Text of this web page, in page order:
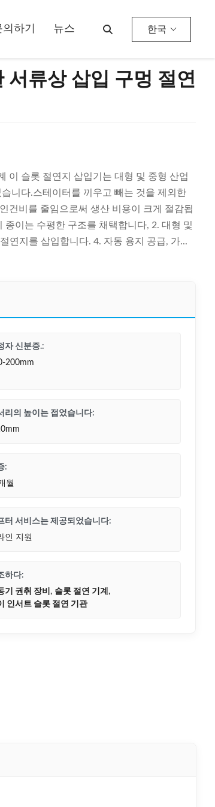
의하기 뉴스 한국
류상 삽입 구멍 절연
이 슬롯 절연지 삽입기는 대형 및 중형 산업
니다.스테이터를 끼우고 빼는 것을 제외한
건비를 줄임으로써 생산 비용이 크게 절감됩
이는 수평한 구조를 채택합니다, 2. 대형 및
연지를 삽입합니다. 4. 자동 용지 공급, 가...
자 신분증.:
200mm
리의 높이는 접었습니다:
:
월
터 서비스는 제공되었습니다:
인 지원
하다:
기 권취 장비 , 슬롯 절연 기계 ,
인서트 슬롯 절연 기관